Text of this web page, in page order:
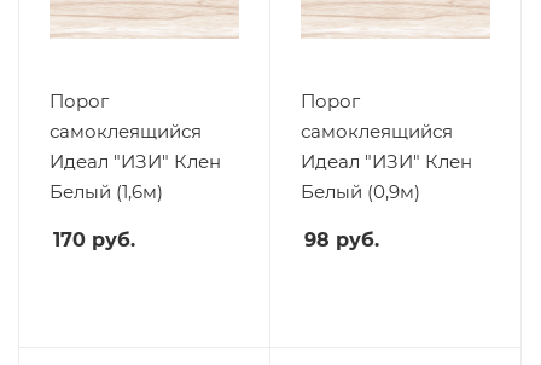
Порог
самоклеящийся
Идеал "ИЗИ" Клен
Белый (1,6м)
170 руб.
Порог
самоклеящийся
Идеал "ИЗИ" Клен
Белый (0,9м)
98 руб.